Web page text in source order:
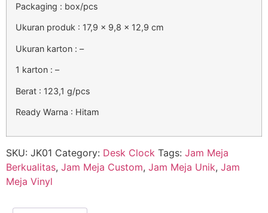
Packaging : box/pcs
Ukuran produk : 17,9 x 9,8 x 12,9 cm
Ukuran karton : –
1 karton : –
Berat : 123,1 g/pcs
Ready Warna : Hitam
SKU: JK01 Category: Desk Clock Tags: Jam Meja
Berkualitas, Jam Meja Custom, Jam Meja Unik, Jam
Meja Vinyl